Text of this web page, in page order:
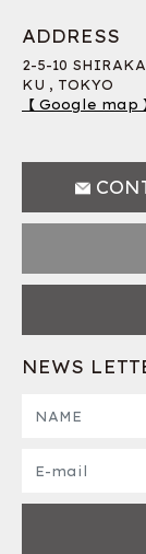
ADDRESS
2-5-10
KU , TOKYO
【 Google map
NEWS